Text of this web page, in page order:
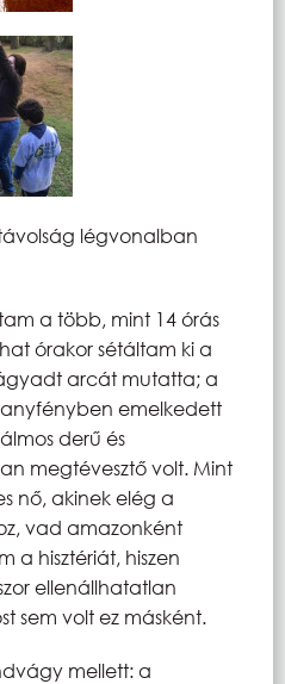
légvonalban
a több, mint 14 órás
órakor sétáltam ki a
arcát mutatta; a
emelkedett
derű és
megtévesztő volt. Mint
nő, akinek elég a
vad amazonként
a hisztériát, hiszen
ellenállhatatlan
sem volt ez másként.
mellett: a